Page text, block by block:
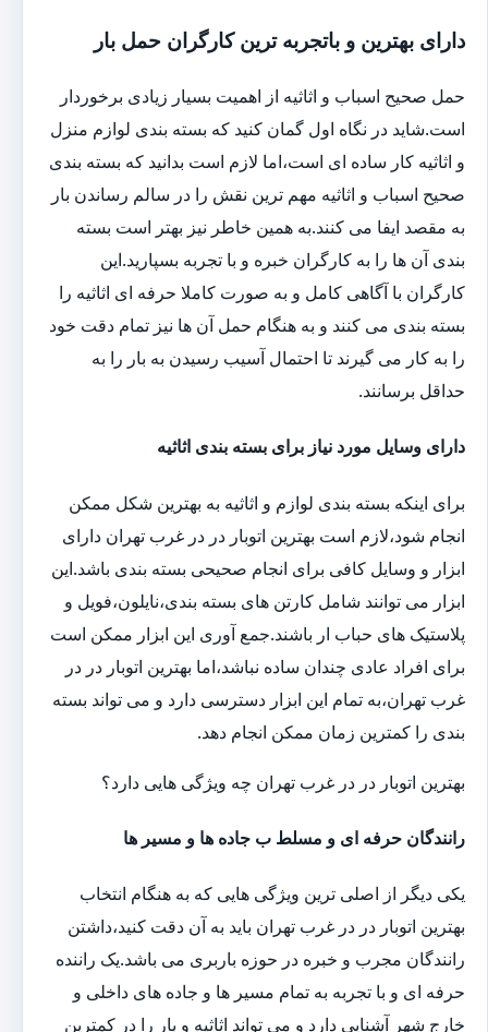
دارای بهترین و باتجربه ترین کارگران حمل بار
حمل صحیح اسباب و اثاثیه از اهمیت بسیار زیادی برخوردار
است.شاید در نگاه اول گمان کنید که بسته بندی لوازم منزل
و اثاثیه کار ساده ای است،اما لازم است بدانید که بسته بندی
صحیح اسباب و اثاثیه مهم ترین نقش را در سالم رساندن بار
به مقصد ایفا می کنند.به همین خاطر نیز بهتر است بسته
بندی آن ها را به کارگران خبره و با تجربه بسپارید.این
کارگران با آگاهی کامل و به صورت کاملا حرفه ای اثاثیه را
بسته بندی می کنند و به هنگام حمل آن ها نیز تمام دقت خود
را به کار می گیرند تا احتمال آسیب رسیدن به بار را به
حداقل برسانند.
دارای وسایل مورد نیاز برای بسته بندی اثاثیه
برای اینکه بسته بندی لوازم و اثاثیه به بهترین شکل ممکن
انجام شود،لازم است بهترین اتوبار در در غرب تهران دارای
ابزار و وسایل کافی برای انجام صحیحی بسته بندی باشد.این
ابزار می توانند شامل کارتن های بسته بندی،نایلون،فویل و
پلاستیک های حباب ار باشند.جمع آوری این ابزار ممکن است
برای افراد عادی چندان ساده نباشد،اما بهترین اتوبار در در
غرب تهران،به تمام این ابزار دسترسی دارد و می تواند بسته
بندی را کمترین زمان ممکن انجام دهد.
بهترین اتوبار در در غرب تهران چه ویژگی هایی دارد؟
رانندگان حرفه ای و مسلط ب جاده ها و مسیر ها
یکی دیگر از اصلی ترین ویژگی هایی که به هنگام انتخاب
بهترین اتوبار در در غرب تهران باید به آن دقت کنید،داشتن
رانندگان مجرب و خبره در حوزه باربری می باشد.یک راننده
حرفه ای و با تجربه به تمام مسیر ها و جاده های داخلی و
خارج شهر آشنایی دارد و می تواند اثاثیه و بار را در کمترین